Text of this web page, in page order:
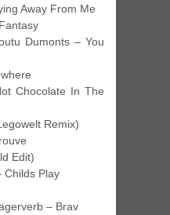
Away From Me
Dumonts – You
Chocolate In The
Remix)
Edit)
Childs Play
– Brav